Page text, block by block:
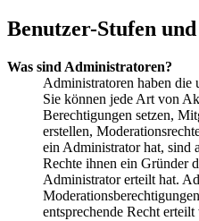
Benutzer-Stufen
Was sind Administratoren?
Administratoren haben die
Sie können jede Art von
Berechtigungen setzen,
erstellen,
ein Administrator hat, sind
Rechte ihnen ein Gründer
Administrator erteilt hat.
entsprechende Recht erteilt